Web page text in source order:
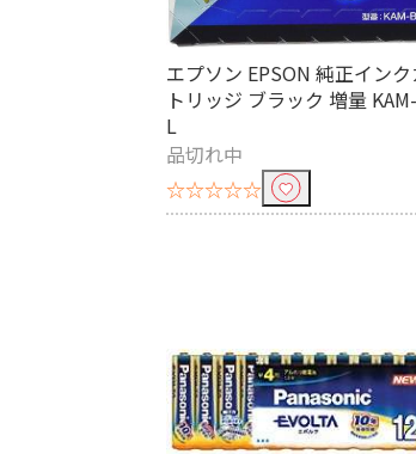
エプソン EPSON 純正インク
トリッジ ブラック 増量
L
品切れ中
☆☆☆☆☆
除外する にチェックを入れると、指定したワ